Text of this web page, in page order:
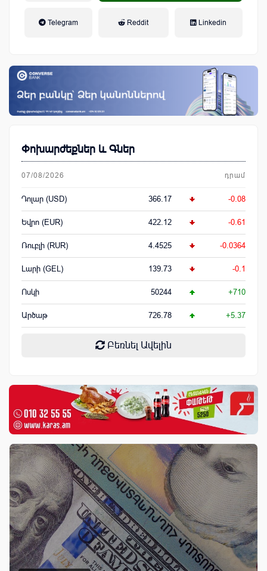
Telegram Reddit Linkedin
Փոխարժեքներ և Գներ
07/08/2026 դրամ
Դոլար (USD) 366.17 -0.08
Եվրո (EUR) 422.12 -0.61
Ռուբլի (RUR) 4.4525 -0.0364
Լարի (GEL) 139.73 -0.1
Ոսկի 50244 +710
Արծաթ 726.78 +5.37
Բեռնել Ավելին